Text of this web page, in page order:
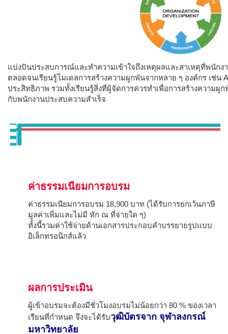
แบ่งปันประสบการณ์และทำความเข้าใจถึงเหตุผลและสาเหตุที่พนัก
ตลอดจนเรียนรู้โมเดลการสร้างความผูกพันจากหลาย ๆ องค์กร เช่น
ประสิทธิภาพ รวมทั้งเรียนรู้สิ่งที่ผู้จัดการควรทำเพื่อการสร้างความผู
กับพนักงานประสบความสำเร็จ
ค่าธรรมเนียมการอบรม
ค่าธรรมเนียมการอบรม 18,900 บาท (ได้รับการยกเว้นภาษี
มูลค่าเพิ่มและไม่มี หัก ณ ที่จ่ายใด ๆ)
ทั้งนี้รวมค่าใช้จ่ายด้านเอกสารประกอบคำบรรยายรูปแบบ
อิเล็กทรอนิกส์แล้ว
ผลการประเมิน
ผู้เข้าอบรมจะต้องมีชั่วโมงอบรมไม่น้อยกว่า 80 % ของเวลา
เรียนที่กำหนด จึงจะได้รับวุฒิบัตรจาก จุฬาลงกรณ์
มหาวิทยาลัย